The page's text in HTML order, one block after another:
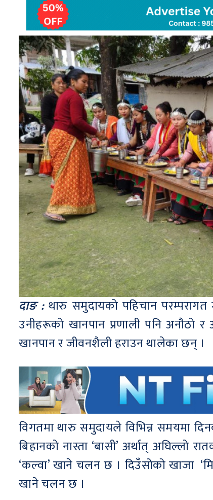
दाङ :थारु समुदायको पहिचान परम्परागत
उनीहरूको खानपान प्रणाली पनि
खानपान र जीवनशैली हराउन थालेका छन् ।
विगतमा थारु समुदायले विभिन्न समयमा
बिहानको नास्ता ‘बासी’ अर्थात् अघिल्लो
‘कल्वा’ खाने चलन छ । दिउँसोको खाजा
खाने चलन छ ।